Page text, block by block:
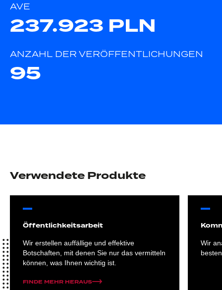
AVE
237.923 PLN
ANZAHL DER VERÖFFENTLICHUNGEN
95
Verwendete Produkte
Öffentlichkeitsarbeit
Wir erstellen auffällige und effektive
Botschaften, mit denen Sie nur das vermitteln
können, was Ihnen wichtig ist.
FINDE MEHR HERAUS
Wir